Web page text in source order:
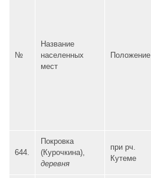
№
Название
населенных
мест
Положение
644.
Покровка
(Курочкина),
деревня
при рч.
Кутеме